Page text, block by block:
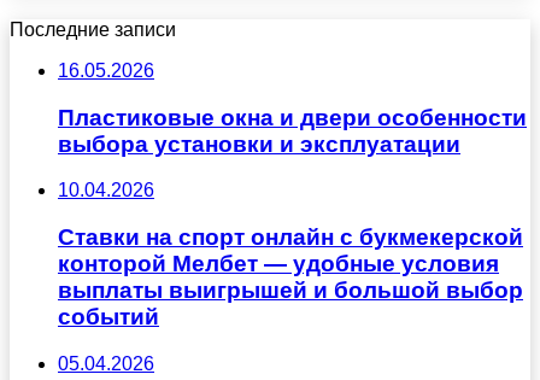
Последние записи
16.05.2026
Пластиковые окна и двери особенности
выбора установки и эксплуатации
10.04.2026
Ставки на спорт онлайн с букмекерской
конторой Мелбет — удобные условия
выплаты выигрышей и большой выбор
событий
05.04.2026